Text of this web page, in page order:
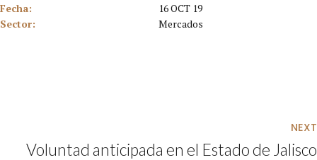
Fecha:
16 OCT 19
Sector:
Mercados
NEXT
Voluntad anticipada en el Estado de Jalisco